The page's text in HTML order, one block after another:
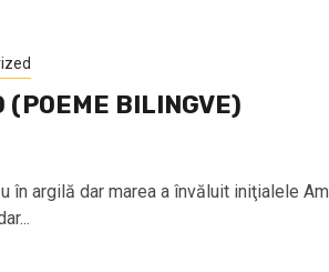
(POEME BILINGVE)
în argilă dar marea a învăluit iniţialele Am